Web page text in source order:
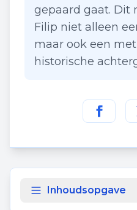
gepaard gaat. Dit
Filip niet alleen
maar ook een
historische
Deel
Inhoudsopgave